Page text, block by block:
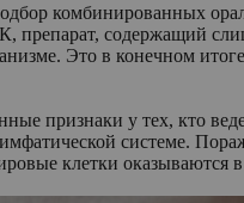
комбинированных
препарат, содержащий
Это в конечном
признаки у тех, кто
системе.
клетки